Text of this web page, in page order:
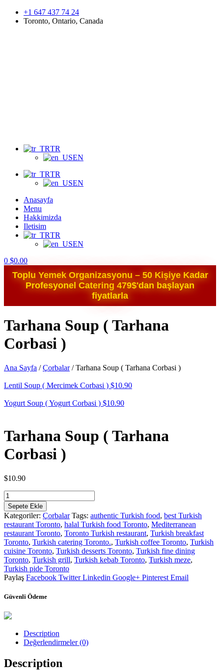
+1 647 437 74 24
Toronto, Ontario, Canada
TR
EN
TR
EN
Anasayfa
Menu
Hakkimizda
Iletisim
TR
EN
0 $0.00
Toplu Yemek Organizasyonu – 50 Kişiye Kadar
Profesyonel Catering 479$'dan başlayan
fiyatlarla
Tarhana Soup ( Tarhana
Corbasi )
Ana Sayfa /Çorbalar/Tarhana Soup ( Tarhana Corbasi )
Lentil Soup ( Mercimek Corbasi ) $10.90
Yogurt Soup ( Yogurt Corbasi ) $10.90
Tarhana Soup ( Tarhana
Corbasi )
$10.90
Tarhana
Soup
(
Tarhana
Corbasi
)
adet
Sepete Ekle
Kategoriler: Çorbalar Tags: authentic Turkish food, best Turkish
restaurant Toronto, halal Turkish food Toronto, Mediterranean
restaurant Toronto, Toronto Turkish restaurant, Turkish breakfast
Toronto, Turkish catering Toronto., Turkish coffee Toronto, Turkish
cuisine Toronto, Turkish desserts Toronto, Turkish fine dining
Toronto, Turkish grill, Turkish kebab Toronto, Turkish meze,
Turkish pide Toronto
Paylaş Facebook Twitter Linkedin Google+ Pinterest Email
Güvenli Ödeme
Description
Değerlendirmeler (0)
Description